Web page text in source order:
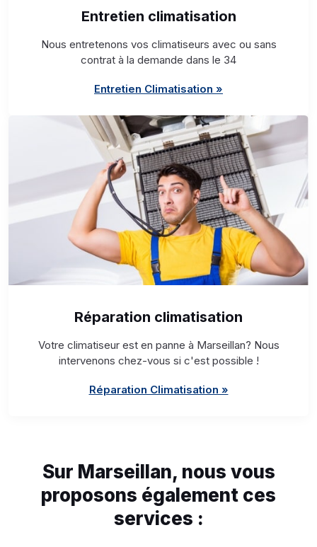
Entretien climatisation
Nous entretenons vos climatiseurs avec ou sans
contrat à la demande dans le 34
Entretien Climatisation »
Réparation climatisation
Votre climatiseur est en panne à Marseillan? Nous
intervenons chez-vous si c'est possible !
Réparation Climatisation »
Sur Marseillan, nous vous
proposons également ces
services :